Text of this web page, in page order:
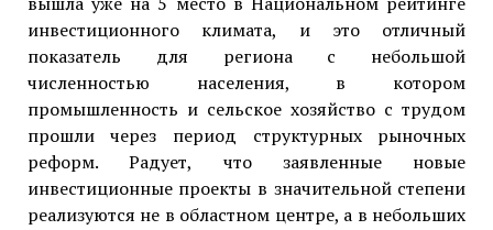
инвестиционного климата, и это отличный
показатель для региона с небольшой
численностью населения, в котором
промышленность и сельское хозяйство с трудом
прошли через период структурных рыночных
реформ. Радует, что заявленные новые
инвестиционные проекты в значительной степени
реализуются не в областном центре, а в небольших